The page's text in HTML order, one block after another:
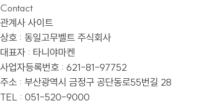
Contact
관계사 사이트
상호 : 동일고무벨트 주식회사
대표자 : 타니야마켄
사업자등록번호 : 621-81-97752
주소 : 부산광역시 금정구 공단동로55번길 28
TEL : 051-520-9000